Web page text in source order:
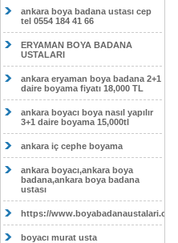
ankara boya badana ustası cep
tel 0554 184 41 66
ERYAMAN BOYA BADANA
USTALARI
ankara eryaman boya badana 2+1
daire boyama fiyatı 18,000 TL
ankara boyacı boya nasıl yapılır
3+1 daire boyama 15,000tl
ankara iç cephe boyama
ankara boyacı,ankara boya
badana,ankara boya badana
ustası
https://www.boyabadanaustalari.com/
boyacı murat usta